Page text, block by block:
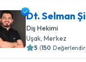
Dt. Selman
Diş Hekimi
Uşak , Merkez
5 (150